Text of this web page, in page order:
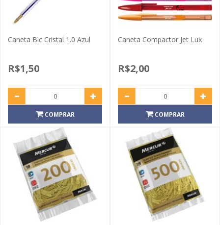
Caneta Bic Cristal 1.0 Azul
R$1,50
COMPRAR
Caneta Compactor Jet Lux
R$2,00
COMPRAR